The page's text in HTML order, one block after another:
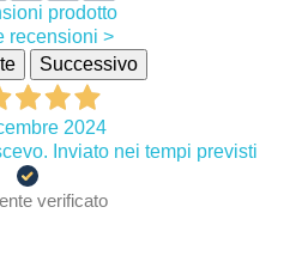
prodotto
recensioni >
Successivo
2024
Inviato nei tempi previsti
verificato